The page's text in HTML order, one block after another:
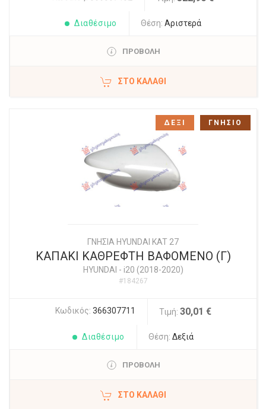
Διαθέσιμο Θέση: Αριστερά
ΠΡΟΒΟΛΗ
ΣΤΟ ΚΑΛΆΘΙ
ΓΝΗΣΙΑ HYUNDAI KAT 27
ΚΑΠΑΚΙ ΚΑΘΡΕΦΤΗ ΒΑΦΟΜΕΝΟ (Γ)
HYUNDAI - i20 (2018-2020)
#184267
Κωδικός: 366307711 Τιμή: 30,01 €
Διαθέσιμο Θέση: Δεξιά
ΠΡΟΒΟΛΗ
ΣΤΟ ΚΑΛΆΘΙ
ΔΕΞΙ ΓΝΗΣΙΟ